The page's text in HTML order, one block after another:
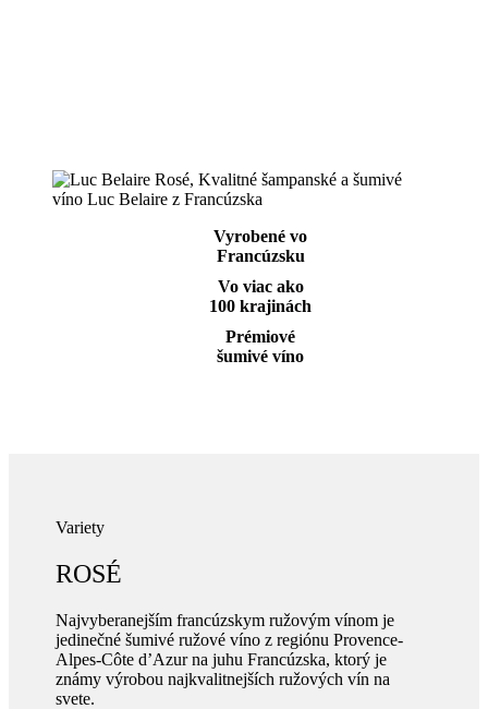
Vyrobené vo
Francúzsku
Vo viac ako
100 krajinách
Prémiové
šumivé víno
Variety
ROSÉ
Najvyberanejším francúzskym ružovým vínom je
jedinečné šumivé ružové víno z regiónu Provence-
Alpes-Côte d’Azur na juhu Francúzska, ktorý je
známy výrobou najkvalitnejších ružových vín na
svete.